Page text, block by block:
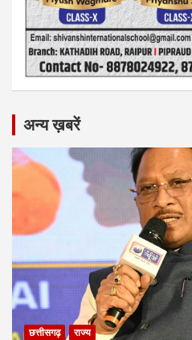
अन्य ख़बरें
छत्तीसगढ़ राज्य